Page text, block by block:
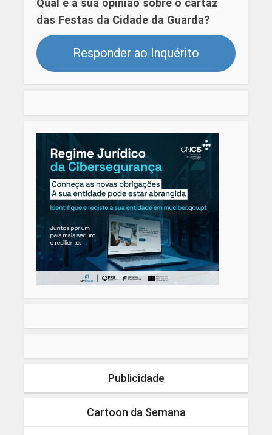
Qual é a sua opinião sobre o cartaz
das Festas da Cidade da Guarda?
Responder ao Inquérito
Publicidade
Cartoon da Semana